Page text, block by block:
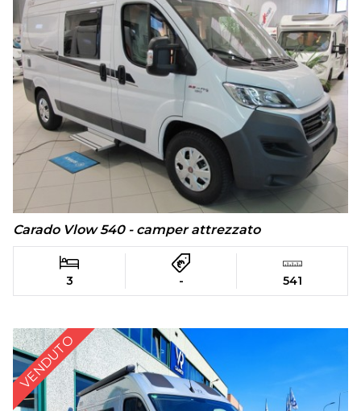
Carado Vlow 540 - camper attrezzato
3 - 541
VENDUTO